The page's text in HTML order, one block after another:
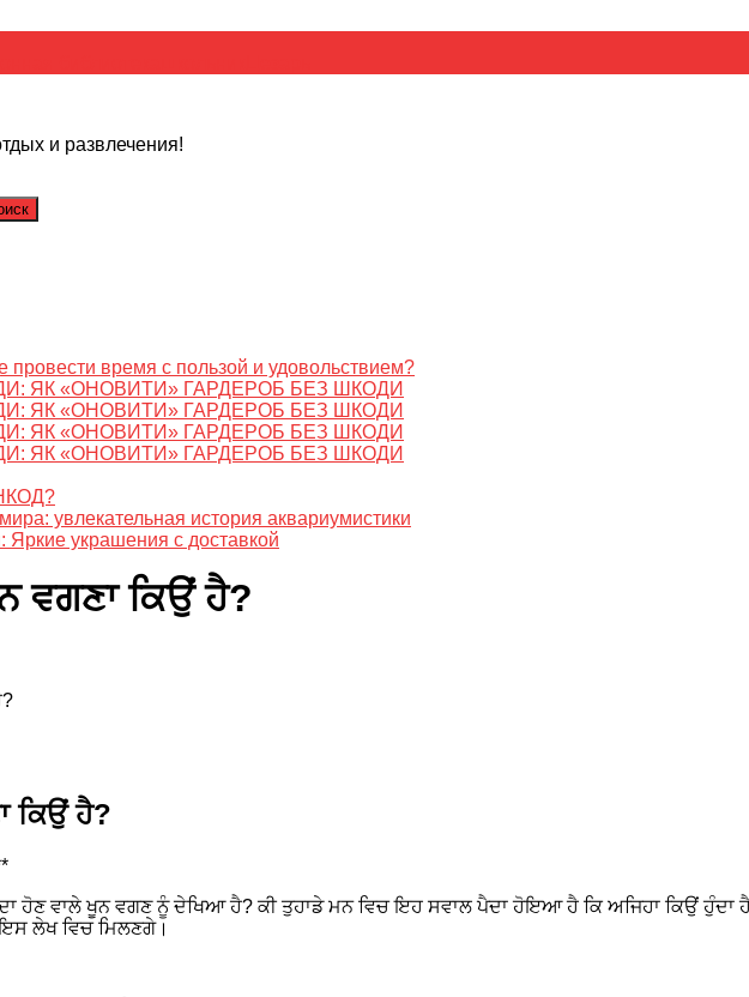
и развлечения!
провести время с пользой и удовольствием?
ЯК «ОНОВИТИ» ГАРДЕРОБ БЕЗ ШКОДИ
ЯК «ОНОВИТИ» ГАРДЕРОБ БЕЗ ШКОДИ
ЯК «ОНОВИТИ» ГАРДЕРОБ БЕЗ ШКОДИ
ЯК «ОНОВИТИ» ГАРДЕРОБ БЕЗ ШКОДИ
увлекательная история аквариумистики
украшения с доставкой
ਵਗਣਾ ਕਿਉਂ ਹੈ?
ਕਿਉਂ ਹੈ?
ਹੋਣ ਵਾਲੇ ਖੂਨ ਵਗਣ ਨੂੰ ਦੇਖਿਆ ਹੈ? ਕੀ ਤੁਹਾਡੇ ਮਨ ਵਿਚ ਇਹ ਸਵਾਲ ਪੈਦਾ ਹੋਇਆ ਹੈ ਕਿ ਅਜਿਹਾ ਕਿਉਂ ਹੁੰਦਾ
ਲੇਖ ਵਿਚ ਮਿਲਣਗੇ।